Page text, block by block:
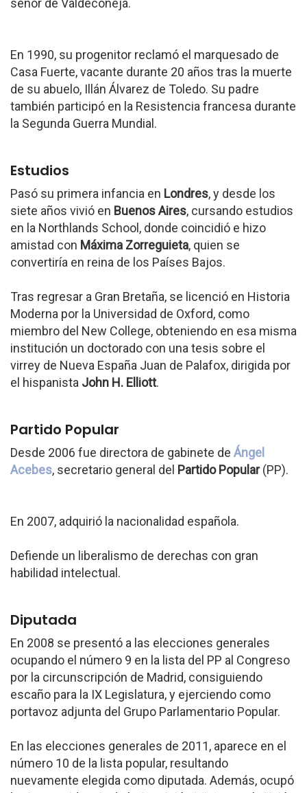
señor de Valdeconeja.
En 1990, su progenitor reclamó el marquesado de
Casa Fuerte, vacante durante 20 años tras la muerte
de su abuelo, Illán Álvarez de Toledo. Su padre
también participó en la Resistencia francesa durante
la Segunda Guerra Mundial.
Estudios
Pasó su primera infancia en Londres, y desde los
siete años vivió en Buenos Aires, cursando estudios
en la Northlands School, donde coincidió e hizo
amistad con Máxima Zorreguieta, quien se
convertiría en reina de los Países Bajos.
Tras regresar a Gran Bretaña, se licenció en Historia
Moderna por la Universidad de Oxford, como
miembro del New College, obteniendo en esa misma
institución un doctorado con una tesis sobre el
virrey de Nueva España Juan de Palafox, dirigida por
el hispanista John H. Elliott.
Partido Popular
Desde 2006 fue directora de gabinete de Ángel
Acebes, secretario general del Partido Popular(PP).
En 2007, adquirió la nacionalidad española.
Defiende un liberalismo de derechas con gran
habilidad intelectual.
Diputada
En 2008 se presentó a las elecciones generales
ocupando el número 9 en la lista del PP al Congreso
por la circunscripción de Madrid, consiguiendo
escaño para la IX Legislatura, y ejerciendo como
portavoz adjunta del Grupo Parlamentario Popular.
En las elecciones generales de 2011, aparece en el
número 10 de la lista popular, resultando
nuevamente elegida como diputada. Además, ocupó